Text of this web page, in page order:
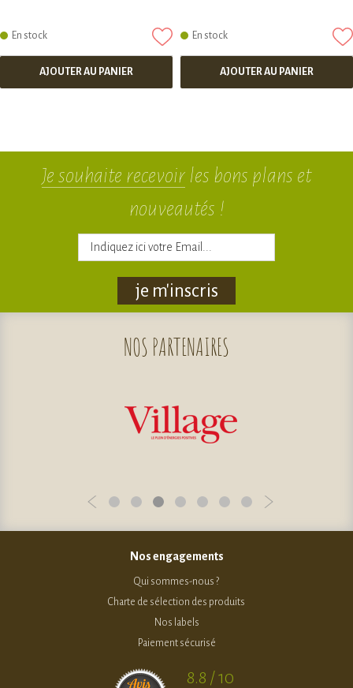
En stock
AJOUTER AU PANIER
En stock
AJOUTER AU PANIER
Je souhaite recevoirles bons plans et
nouveautés !
je m'inscris
NOS PARTENAIRES
Nos engagements
Qui sommes-nous ?
Charte de sélection des produits
Nos labels
Paiement sécurisé
8.8 / 10